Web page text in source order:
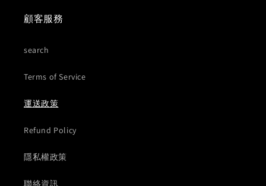
顧客服務
search
Terms of Service
運送政策
Refund Policy
隱私權政策
聯絡資訊